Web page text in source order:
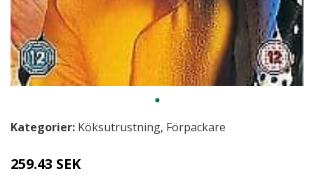
Kategorier: Köksutrustning, Förpackare
259.43 SEK